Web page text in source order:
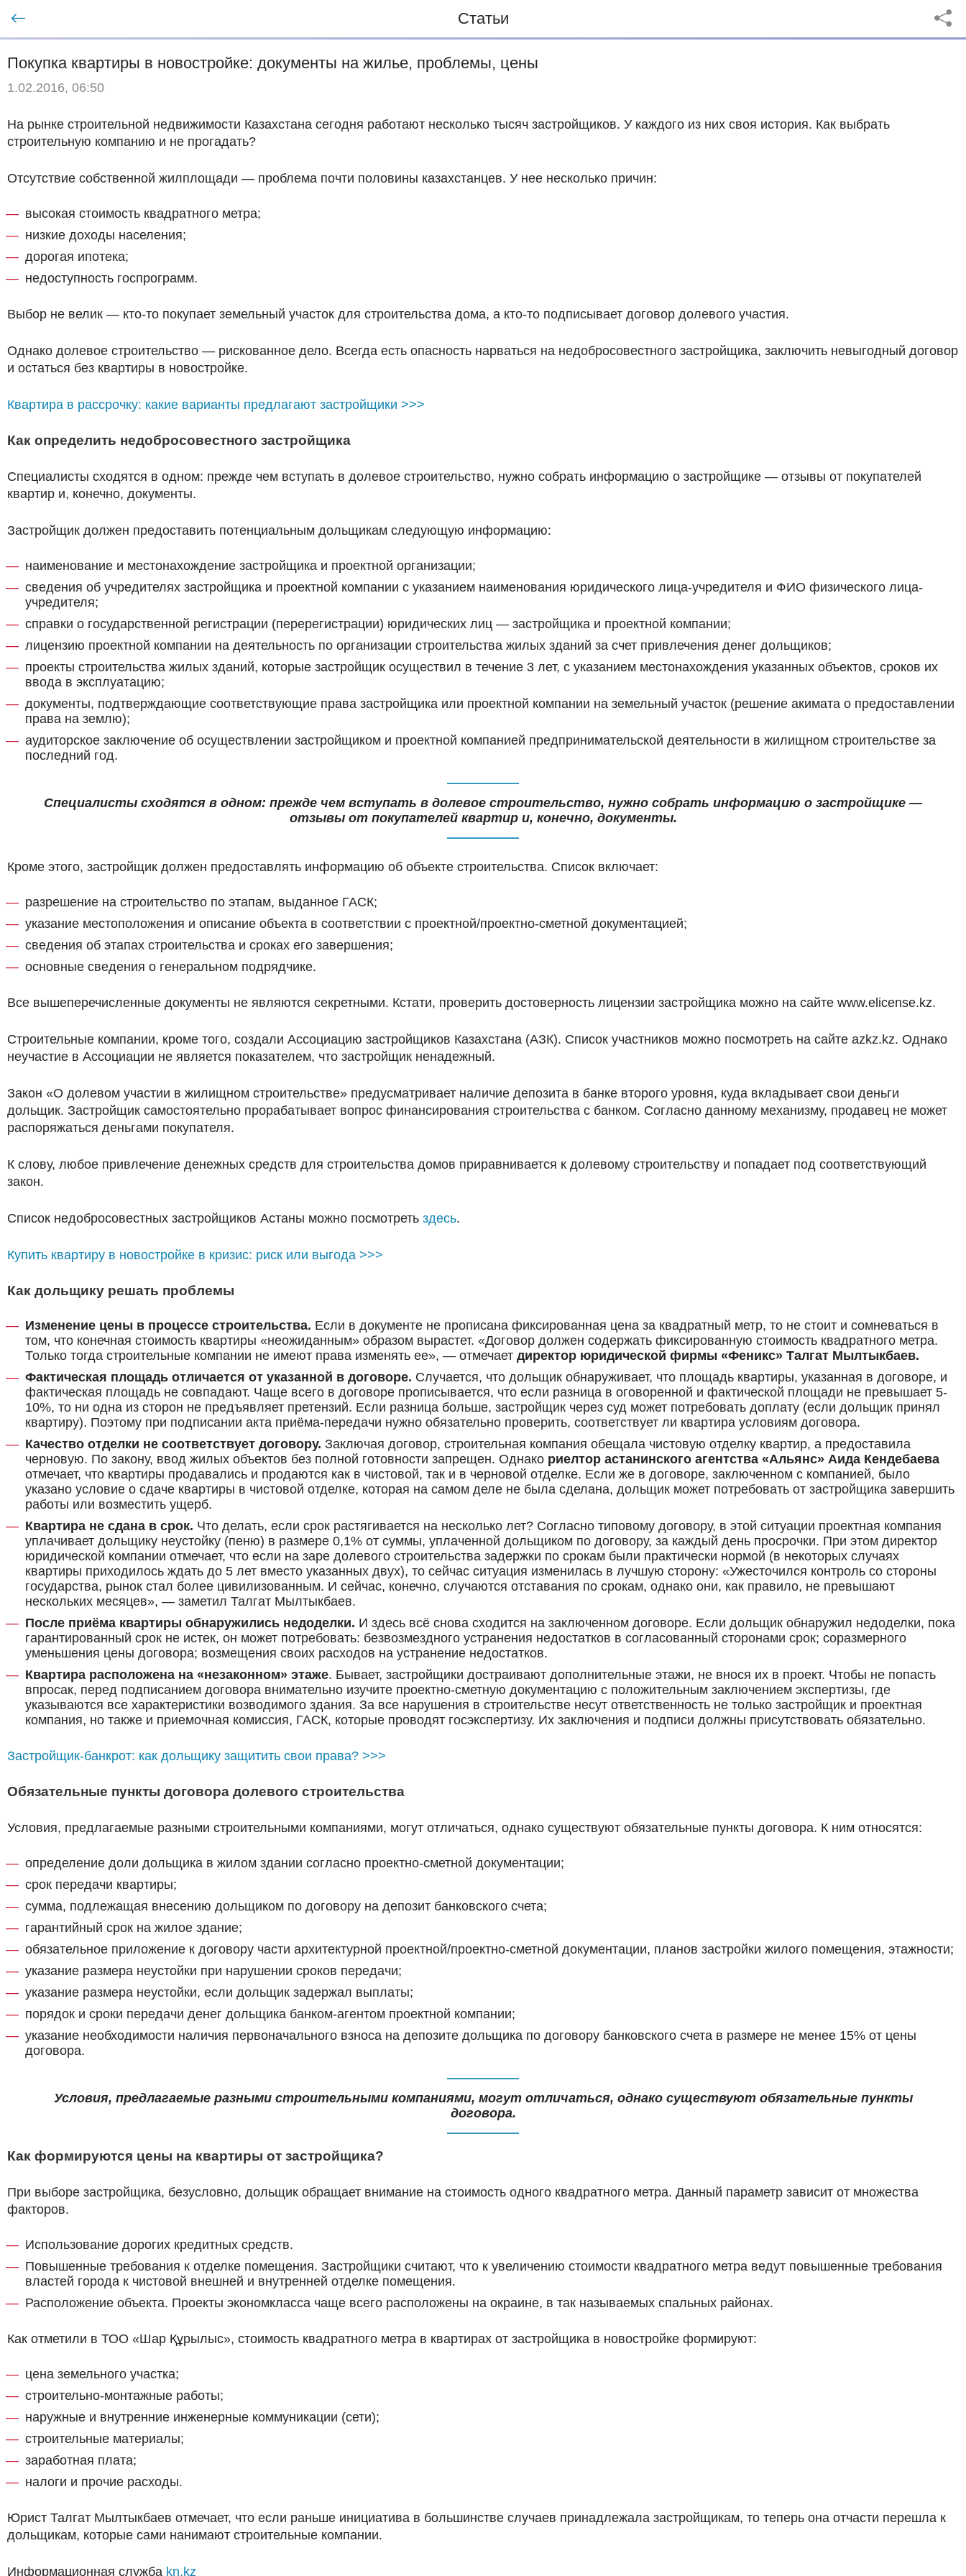
Статьи
Покупка квартиры в новостройке: документы на жилье, проблемы, цены
1.02.2016, 06:50
На рынке строительной недвижимости Казахстана сегодня работают несколько тысяч застройщиков. У каждого из них своя история. Как выбрать
строительную компанию и не прогадать?
Отсутствие собственной жилплощади — проблема почти половины казахстанцев. У нее несколько причин:
высокая стоимость квадратного метра;
низкие доходы населения;
дорогая ипотека;
недоступность госпрограмм.
Выбор не велик — кто-то покупает земельный участок для строительства дома, а кто-то подписывает договор долевого участия.
Однако долевое строительство — рискованное дело. Всегда есть опасность нарваться на недобросовестного застройщика, заключить невыгодный договор
и остаться без квартиры в новостройке.
Квартира в рассрочку: какие варианты предлагают застройщики >>>
Как определить недобросовестного застройщика
Специалисты сходятся в одном: прежде чем вступать в долевое строительство, нужно собрать информацию о застройщике — отзывы от покупателей
квартир и, конечно, документы.
Застройщик должен предоставить потенциальным дольщикам следующую информацию:
наименование и местонахождение застройщика и проектной организации;
сведения об учредителях застройщика и проектной компании с указанием наименования юридического лица-учредителя и ФИО физического лица-
учредителя;
справки о государственной регистрации (перерегистрации) юридических лиц — застройщика и проектной компании;
лицензию проектной компании на деятельность по организации строительства жилых зданий за счет привлечения денег дольщиков;
проекты строительства жилых зданий, которые застройщик осуществил в течение 3 лет, с указанием местонахождения указанных объектов, сроков их
ввода в эксплуатацию;
документы, подтверждающие соответствующие права застройщика или проектной компании на земельный участок (решение акимата о предоставлении
права на землю);
аудиторское заключение об осуществлении застройщиком и проектной компанией предпринимательской деятельности в жилищном строительстве за
последний год.
Специалисты сходятся в одном: прежде чем вступать в долевое строительство, нужно собрать информацию о застройщике —
отзывы от покупателей квартир и, конечно, документы.
Кроме этого, застройщик должен предоставлять информацию об объекте строительства. Список включает:
разрешение на строительство по этапам, выданное ГАСК;
указание местоположения и описание объекта в соответствии с проектной/проектно-сметной документацией;
сведения об этапах строительства и сроках его завершения;
основные сведения о генеральном подрядчике.
Все вышеперечисленные документы не являются секретными. Кстати, проверить достоверность лицензии застройщика можно на сайте www.elicense.kz.
Строительные компании, кроме того, создали Ассоциацию застройщиков Казахстана (АЗК). Список участников можно посмотреть на сайте azkz.kz. Однако
неучастие в Ассоциации не является показателем, что застройщик ненадежный.
Закон «О долевом участии в жилищном строительстве» предусматривает наличие депозита в банке второго уровня, куда вкладывает свои деньги
дольщик. Застройщик самостоятельно прорабатывает вопрос финансирования строительства с банком. Согласно данному механизму, продавец не может
распоряжаться деньгами покупателя.
К слову, любое привлечение денежных средств для строительства домов приравнивается к долевому строительству и попадает под соответствующий
закон.
Список недобросовестных застройщиков Астаны можно посмотреть здесь.
Купить квартиру в новостройке в кризис: риск или выгода >>>
Как дольщику решать проблемы
Изменение цены в процессе строительства. Если в документе не прописана фиксированная цена за квадратный метр, то не стоит и сомневаться в
том, что конечная стоимость квартиры «неожиданным» образом вырастет. «Договор должен содержать фиксированную стоимость квадратного метра.
Только тогда строительные компании не имеют права изменять ее», — отмечает директор юридической фирмы «Феникс» Талгат Мылтыкбаев.
Фактическая площадь отличается от указанной в договоре. Случается, что дольщик обнаруживает, что площадь квартиры, указанная в договоре, и
фактическая площадь не совпадают. Чаще всего в договоре прописывается, что если разница в оговоренной и фактической площади не превышает 5-
10%, то ни одна из сторон не предъявляет претензий. Если разница больше, застройщик через суд может потребовать доплату (если дольщик принял
квартиру). Поэтому при подписании акта приёма-передачи нужно обязательно проверить, соответствует ли квартира условиям договора.
Качество отделки не соответствует договору. Заключая договор, строительная компания обещала чистовую отделку квартир, а предоставила
черновую. По закону, ввод жилых объектов без полной готовности запрещен. Однако риелтор астанинского агентства «Альянс» Аида Кендебаева
отмечает, что квартиры продавались и продаются как в чистовой, так и в черновой отделке. Если же в договоре, заключенном с компанией, было
указано условие о сдаче квартиры в чистовой отделке, которая на самом деле не была сделана, дольщик может потребовать от застройщика завершить
работы или возместить ущерб.
Квартира не сдана в срок. Что делать, если срок растягивается на несколько лет? Согласно типовому договору, в этой ситуации проектная компания
уплачивает дольщику неустойку (пеню) в размере 0,1% от суммы, уплаченной дольщиком по договору, за каждый день просрочки. При этом директор
юридической компании отмечает, что если на заре долевого строительства задержки по срокам были практически нормой (в некоторых случаях
квартиры приходилось ждать до 5 лет вместо указанных двух), то сейчас ситуация изменилась в лучшую сторону: «Ужесточился контроль со стороны
государства, рынок стал более цивилизованным. И сейчас, конечно, случаются отставания по срокам, однако они, как правило, не превышают
нескольких месяцев», — заметил Талгат Мылтыкбаев.
После приёма квартиры обнаружились недоделки. И здесь всё снова сходится на заключенном договоре. Если дольщик обнаружил недоделки, пока
гарантированный срок не истек, он может потребовать: безвозмездного устранения недостатков в согласованный сторонами срок; соразмерного
уменьшения цены договора; возмещения своих расходов на устранение недостатков.
Квартира расположена на «незаконном» этаже. Бывает, застройщики достраивают дополнительные этажи, не внося их в проект. Чтобы не попасть
впросак, перед подписанием договора внимательно изучите проектно-сметную документацию с положительным заключением экспертизы, где
указываются все характеристики возводимого здания. За все нарушения в строительстве несут ответственность не только застройщик и проектная
компания, но также и приемочная комиссия, ГАСК, которые проводят госэкспертизу. Их заключения и подписи должны присутствовать обязательно.
Застройщик-банкрот: как дольщику защитить свои права? >>>
Обязательные пункты договора долевого строительства
Условия, предлагаемые разными строительными компаниями, могут отличаться, однако существуют обязательные пункты договора. К ним относятся:
определение доли дольщика в жилом здании согласно проектно-сметной документации;
срок передачи квартиры;
сумма, подлежащая внесению дольщиком по договору на депозит банковского счета;
гарантийный срок на жилое здание;
обязательное приложение к договору части архитектурной проектной/проектно-сметной документации, планов застройки жилого помещения, этажности;
указание размера неустойки при нарушении сроков передачи;
указание размера неустойки, если дольщик задержал выплаты;
порядок и сроки передачи денег дольщика банком-агентом проектной компании;
указание необходимости наличия первоначального взноса на депозите дольщика по договору банковского счета в размере не менее 15% от цены
договора.
Условия, предлагаемые разными строительными компаниями, могут отличаться, однако существуют обязательные пункты
договора.
Как формируются цены на квартиры от застройщика?
При выборе застройщика, безусловно, дольщик обращает внимание на стоимость одного квадратного метра. Данный параметр зависит от множества
факторов.
Использование дорогих кредитных средств.
Повышенные требования к отделке помещения. Застройщики считают, что к увеличению стоимости квадратного метра ведут повышенные требования
властей города к чистовой внешней и внутренней отделке помещения.
Расположение объекта. Проекты экономкласса чаще всего расположены на окраине, в так называемых спальных районах.
Как отметили в ТОО «Шар Құрылыс», стоимость квадратного метра в квартирах от застройщика в новостройке формируют:
цена земельного участка;
строительно-монтажные работы;
наружные и внутренние инженерные коммуникации (сети);
строительные материалы;
заработная плата;
налоги и прочие расходы.
Юрист Талгат Мылтыкбаев отмечает, что если раньше инициатива в большинстве случаев принадлежала застройщикам, то теперь она отчасти перешла к
дольщикам, которые сами нанимают строительные компании.
Информационная служба kn.kz